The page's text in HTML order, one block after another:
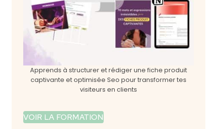
Apprends à structurer et rédiger une fiche produit
captivante et optimisée Seo pour transformer tes
visiteurs en clients
VOIR LA FORMATION